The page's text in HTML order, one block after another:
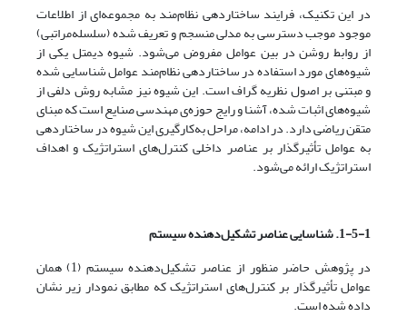
در این تکنیک، فرایند ساختاردهی نظام‌مند به مجموعه‌ای از اطلاعات
موجود موجب دسترسی به مدلی منسجم و تعریف شده (سلسله‌مراتبی)
از روابط روشن در بین عوامل مفروض می‌شود. شیوه‌ دیمتل یکی از
شیوه‌های مورد استفاده در ساختاردهی نظام‌مند عوامل شناسایی شده
و مبتنی بر اصول نظریه گراف است. این شیوه نیز مشابه روش دلفی از
شیوه‌های اثبات شده، آشنا و رایج حوزه‌ی مهندسی صنایع است که مبنای
متقن ریاضی دارد. در ادامه، مراحل به‌کارگیری این شیوه در ساختاردهی
به عوامل تأثیرگذار بر عناصر داخلی کنترل‌های استراتژیک و اهداف
استراتژیک ارائه می‌شود.
1-5-1. شناسایی عناصر تشکیل‌دهنده‌ سیستم
در پژوهش حاضر منظور از عناصر تشکیل‌دهنده‌ سیستم (1) همان
عوامل تأثیرگذار بر کنترل‌های استراتژیک که مطابق نمودار زیر نشان
داده شده است.